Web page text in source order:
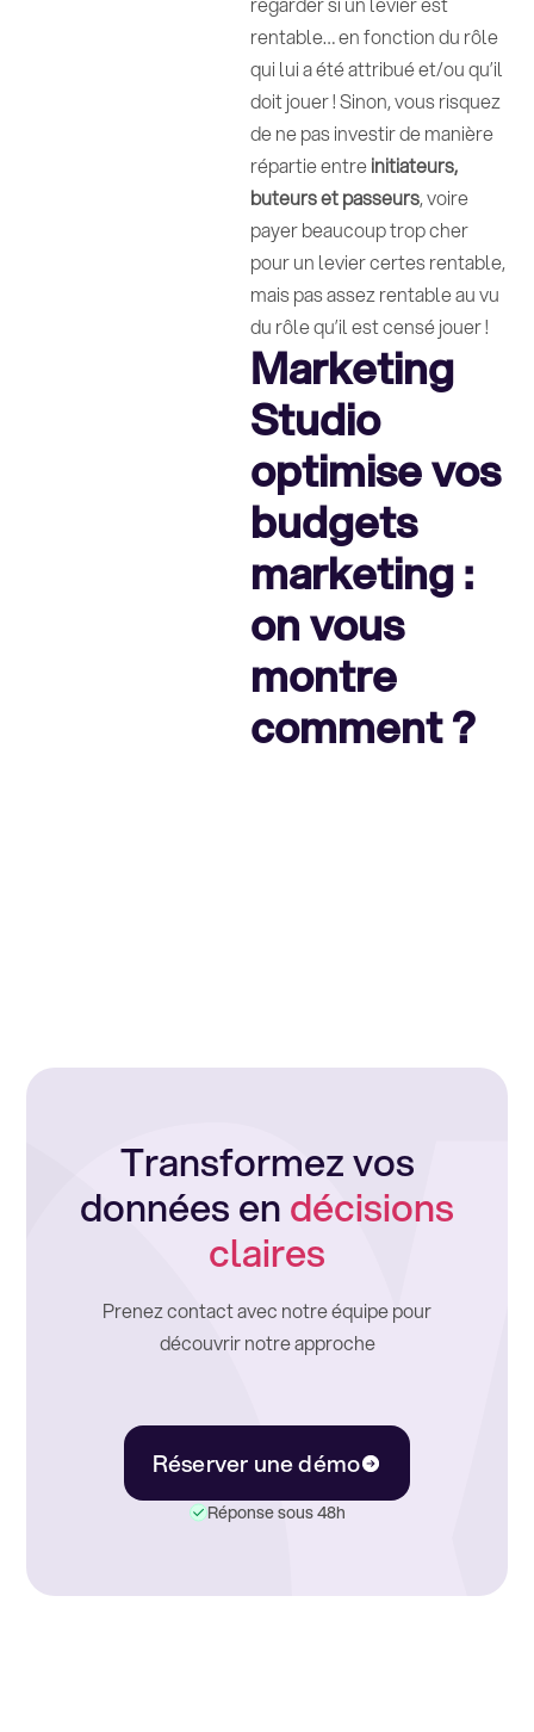
rentable… en fonction du rôle
qui lui a été attribué et/ou qu’il
doit jouer ! Sinon, vous risquez
de ne pas investir de manière
répartie entreinitiateurs,
buteurs et passeurs, voire
payer beaucoup trop cher
pour un levier certes rentable,
mais pas assez rentable au vu
du rôle qu’il est censé jouer !
Marketing
Studio
optimise vos
budgets
marketing :
on vous
montre
comment ?
Transformez vos
données endécisions
claires
Prenez contact avec notre équipe pour
découvrir notre approche
Réserver une démo
Réponse sous 48h